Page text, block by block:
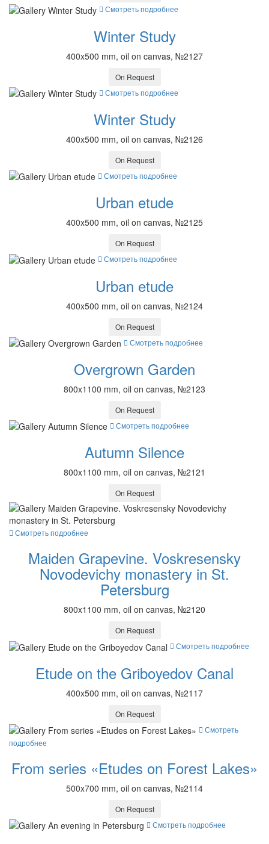
Смотреть подробнее
Winter Study
400x500 mm, oil on canvas, №2127
On Request
Смотреть подробнее
Winter Study
400x500 mm, oil on canvas, №2126
On Request
Смотреть подробнее
Urban etude
400x500 mm, oil on canvas, №2125
On Request
Смотреть подробнее
Urban etude
400x500 mm, oil on canvas, №2124
On Request
Смотреть подробнее
Overgrown Garden
800x1100 mm, oil on canvas, №2123
On Request
Смотреть подробнее
Autumn Silence
800x1100 mm, oil on canvas, №2121
On Request
Смотреть подробнее
Maiden Grapevine. Voskresensky
Novodevichy monastery in St.
Petersburg
800x1100 mm, oil on canvas, №2120
On Request
Смотреть подробнее
Etude on the Griboyedov Canal
400x500 mm, oil on canvas, №2117
On Request
Смотреть
подробнее
From series «Etudes on Forest Lakes»
500x700 mm, oil on canvas, №2114
On Request
Смотреть подробнее